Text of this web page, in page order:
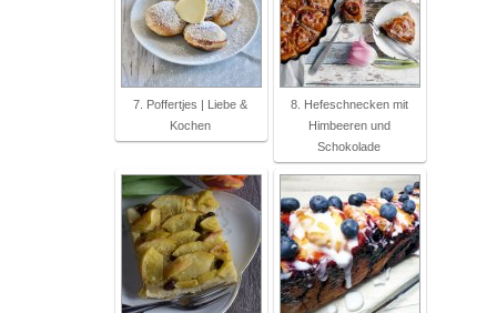
7. Poffertjes | Liebe &
Kochen
8. Hefeschnecken mit
Himbeeren und
Schokolade